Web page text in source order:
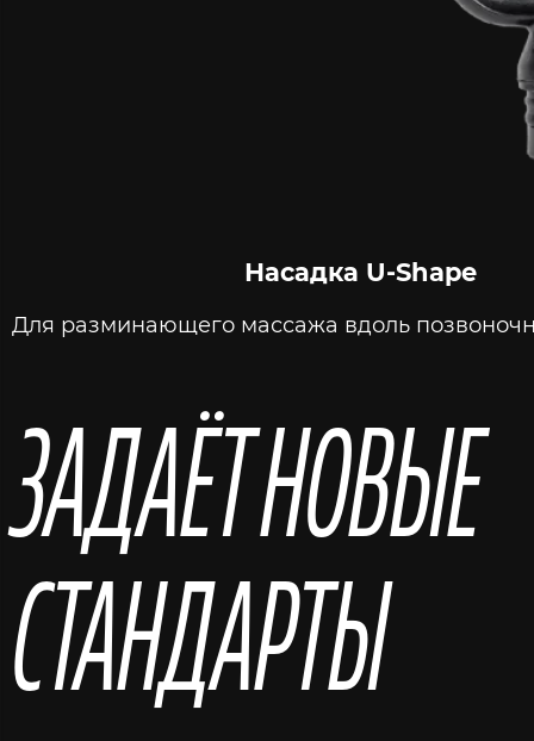
Насадка U-Shape
Для разминающего массажа вдоль
ЗАДАЁТ НОВЫЕ
СТАНДАРТЫ